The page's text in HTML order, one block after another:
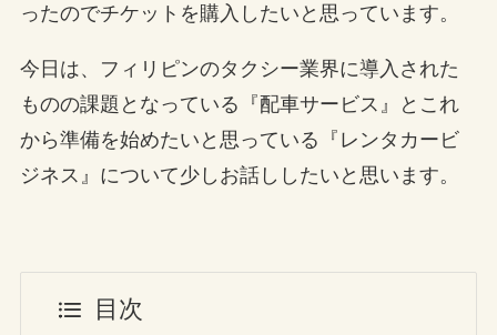
ったのでチケットを購入したいと思っています。
今日は、フィリピンのタクシー業界に導入された
ものの課題となっている『配車サービス』とこれ
から準備を始めたいと思っている『レンタカービ
ジネス』について少しお話ししたいと思います。
目次